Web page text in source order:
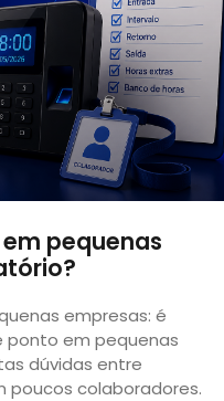
pequenas
empresas: é
ponto em pequenas
dúvidas entre
poucos colaboradores.